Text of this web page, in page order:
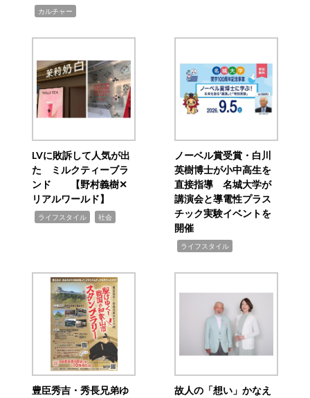
カルチャー
LVに敗訴して人気が出
た ミルクティーブラ
ンド 【野村義樹✕
リアルワールド】
ライフスタイル 社会
ノーベル賞受賞・白川
英樹博士が小中高生を
直接指導 名城大学が
講演会と導電性プラス
チック実験イベントを
開催
ライフスタイル
豊臣秀吉・秀長兄弟ゆ
故人の「想い」かなえ